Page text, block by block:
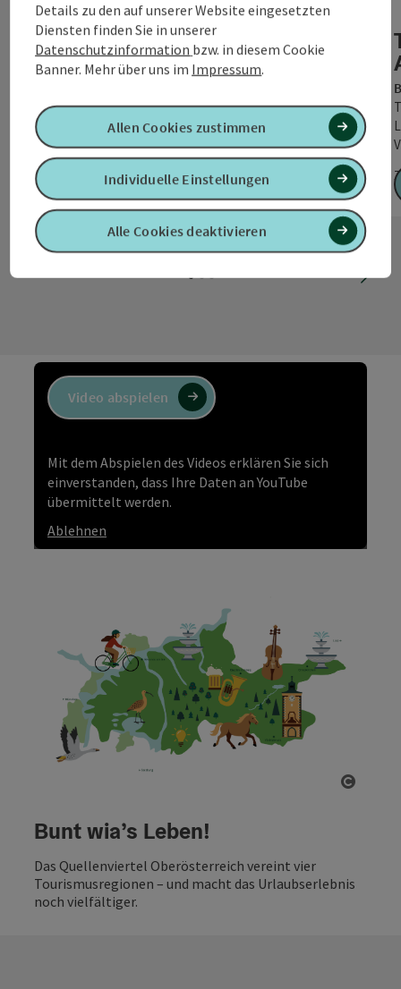
King of the Lake - Neukirchen
an der Vöckla
Neukirchen an der Vöckla
3 Nächte im Hotel - Gasthof beim Böckhiasl in
King of the Lake …
Zeitraum:24.09.2026 - 26.09.2026
ab € 596,00
Video abspielen
Mit dem Abspielen des Videos erklären Sie sich
einverstanden, dass Ihre Daten an YouTube
übermittelt werden.
Ablehnen
Bunt wia’s Leben!
Das Quellenviertel Oberösterreich vereint vier
Tourismusregionen – und macht das Urlaubserlebnis
noch vielfältiger.
Details zu den auf unserer Website eingesetzten
Diensten finden Sie in unserer
Datenschutzinformation bzw. in diesem Cookie
Banner. Mehr über uns im Impressum.
Alle Cookies deaktivieren
Individuelle Einstellungen
Allen Cookies zustimmen